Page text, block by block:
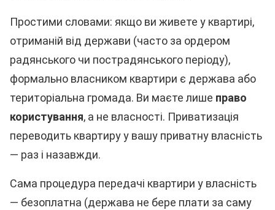
Простими словами: якщо ви живете у квартирі,
отриманій від держави (часто за ордером
радянського чи пострадянського періоду),
формально власником квартири є держава або
територіальна громада. Ви маєте лише право
користування, а не власності. Приватизація
переводить квартиру у вашу приватну власність
— раз і назавжди.
Сама процедура передачі квартири у власність
— безоплатна (держава не бере плати за саму